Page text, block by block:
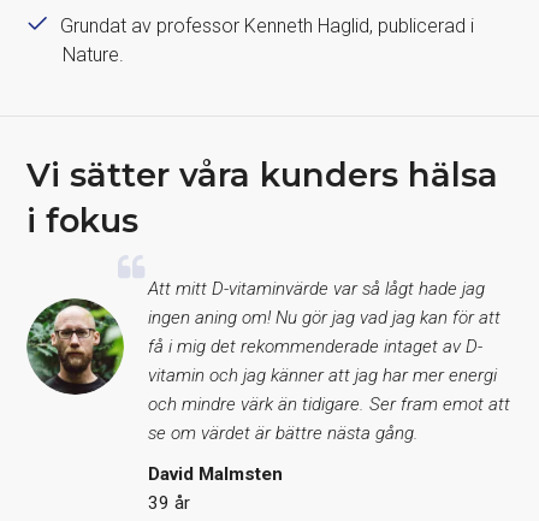
Grundat av professor Kenneth Haglid, publicerad i
Nature.
Vi sätter våra kunders hälsa
i fokus
Att mitt D-vitaminvärde var så lågt hade jag
ingen aning om! Nu gör jag vad jag kan för att
få i mig det rekommenderade intaget av D-
vitamin och jag känner att jag har mer energi
och mindre värk än tidigare. Ser fram emot att
se om värdet är bättre nästa gång.
David Malmsten
39 år